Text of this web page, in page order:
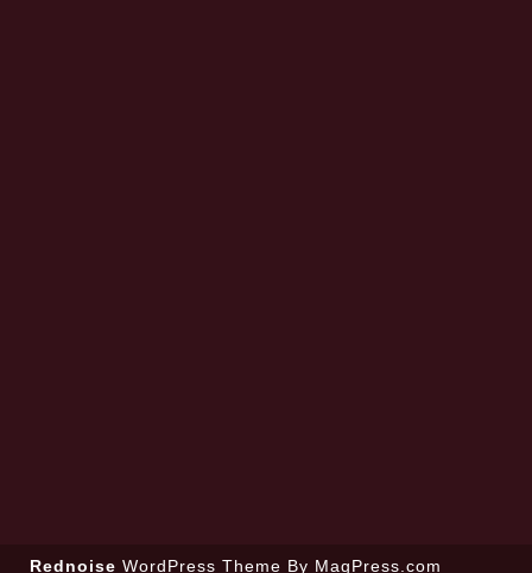
Rednoise WordPress Theme By MagPress.com